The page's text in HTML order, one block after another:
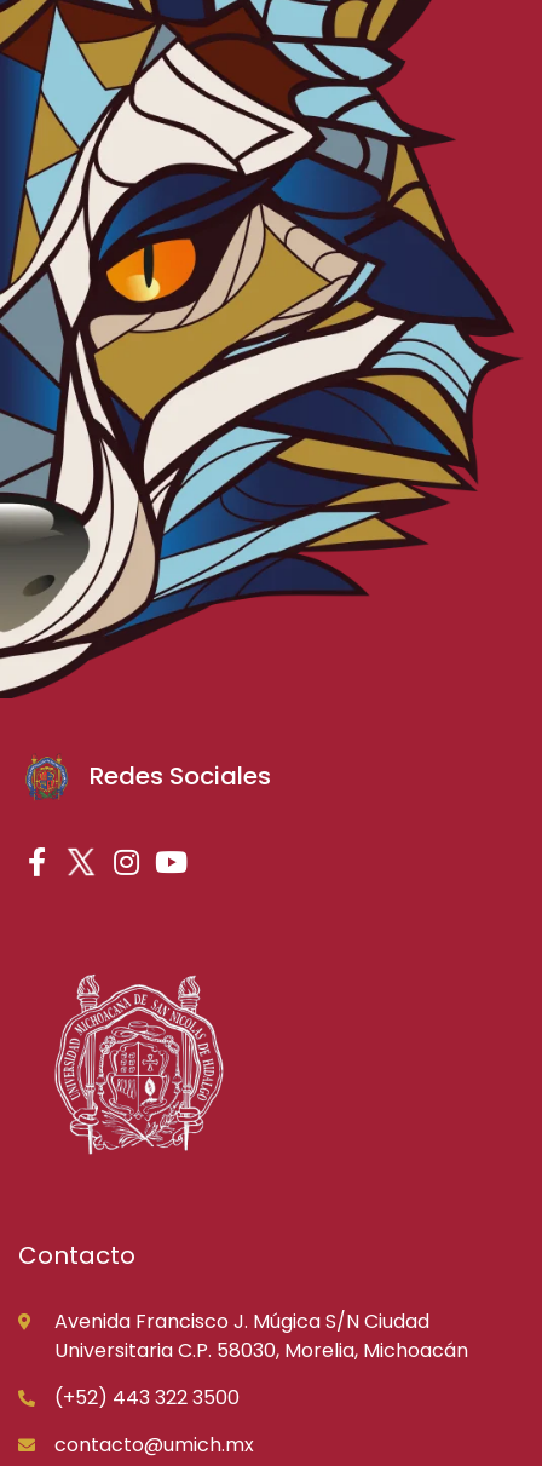
Redes Sociales
Contacto
Avenida Francisco J. Múgica S/N Ciudad
Universitaria C.P. 58030, Morelia, Michoacán
(+52) 443 322 3500
contacto@umich.mx